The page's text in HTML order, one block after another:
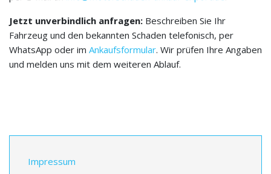
Jetzt unverbindlich anfragen: Beschreiben Sie Ihr
Fahrzeug und den bekannten Schaden telefonisch, per
WhatsApp oder im Ankaufsformular. Wir prüfen Ihre Angaben
und melden uns mit dem weiteren Ablauf.
Impressum